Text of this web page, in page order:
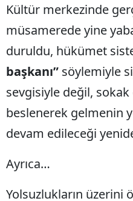
Kültür merkezinde
müsamerede yine
duruldu, hükümet
başkanı” söylemiyle
sevgisiyle değil, sokak
beslenerek gelmenin
devam edileceği
Ayrıca…
Yolsuzlukların üzerini